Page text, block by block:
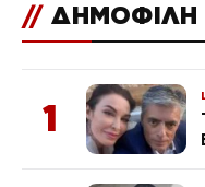
// ΔΗΜΟΦΙΛΗ
1